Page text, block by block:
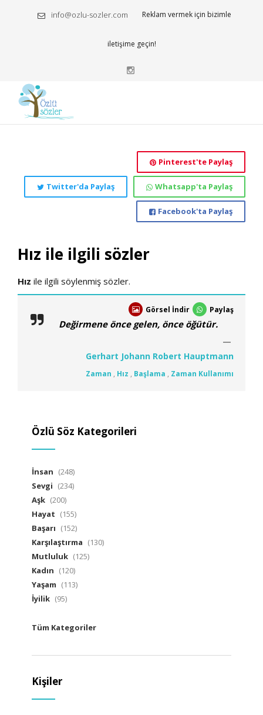
info@ozlu-sozler.com Reklam vermek için bizimle
iletişime geçin!
Pinterest'te Paylaş
Whatsapp'ta Paylaş
Twitter'da Paylaş
Facebook'ta Paylaş
Hız ile ilgili sözler
Hız ile ilgili söylenmiş sözler.
Görsel İndir Paylaş
Değirmene önce gelen, önce öğütür.
Gerhart Johann Robert Hauptmann
Zaman , Hız , Başlama , Zaman Kullanımı
Özlü Söz Kategorileri
İnsan (248)
Sevgi (234)
Aşk (200)
Hayat (155)
Başarı (152)
Karşılaştırma (130)
Mutluluk (125)
Kadın (120)
Yaşam (113)
İyilik (95)
Tüm Kategoriler
Kişiler